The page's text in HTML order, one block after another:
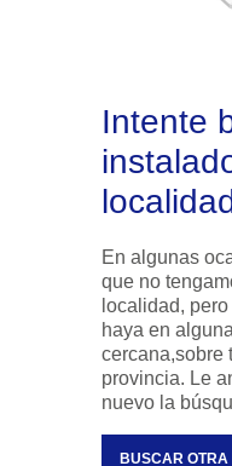
Intente
instalador
En algunas
que no tengamos instalador
localidad,
haya en alguna población
cercana,sobre
provincia. Le
nuevo la
BUSCAR